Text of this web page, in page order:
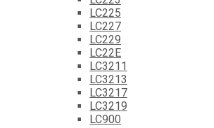
LC225
LC227
LC229
LC22E
LC3211
LC3213
LC3217
LC3219
LC900